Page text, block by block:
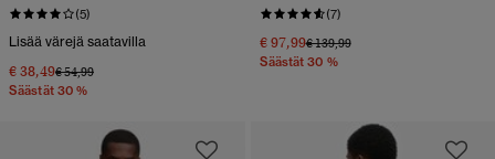
(5)
Lisää värejä saatavilla
€ 38,49Hinta alennettu hinnasta
€ 54,99hintaan
Säästät 30 %
(7)
€ 97,99Hinta alennettu hinnasta
€ 139,99hintaan
Säästät 30 %